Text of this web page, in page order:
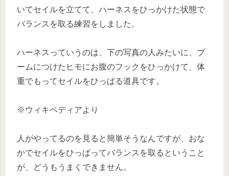
いてセイルを立てて、ハーネスをひっかけた状態で
バランスを取る練習をしました。
ハーネスっていうのは、下の写真の人みたいに、ブ
ームにつけたヒモにお腹のフックをひっかけて、体
重でもってセイルをひっぱる道具です。
※ウィキペディアより
人がやってるのを見ると簡単そうなんですが、おな
かでセイルをひっぱってバランスを取るということ
が、どうもうまくできません。